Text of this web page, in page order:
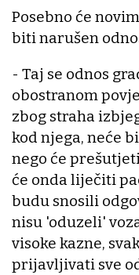
Posebno će
biti narušen
- Taj se odnos
obostranom
zbog straha
kod njega, neće
nego će
će onda liječiti
budu snosili
nisu 'oduzeli'
visoke kazne,
prijavljivati sve